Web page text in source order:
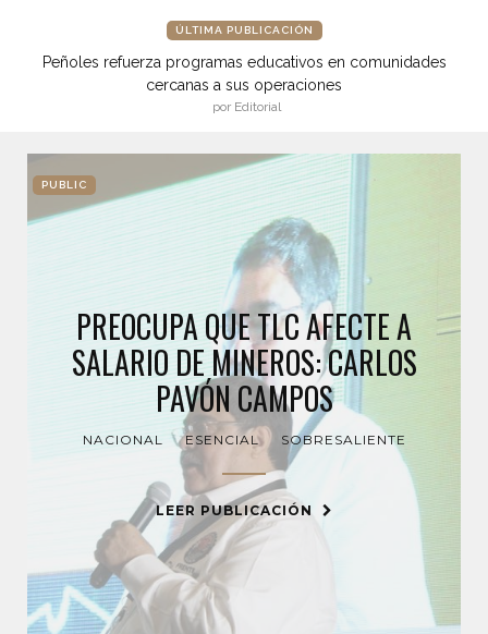
ÚLTIMA PUBLICACIÓN
Peñoles refuerza programas educativos en comunidades
cercanas a sus operaciones
por Editorial
PUBLIC
PREOCUPA QUE TLC AFECTE A
SALARIO DE MINEROS: CARLOS
PAVÓN CAMPOS
NACIONAL ESENCIAL SOBRESALIENTE
LEER PUBLICACIÓN